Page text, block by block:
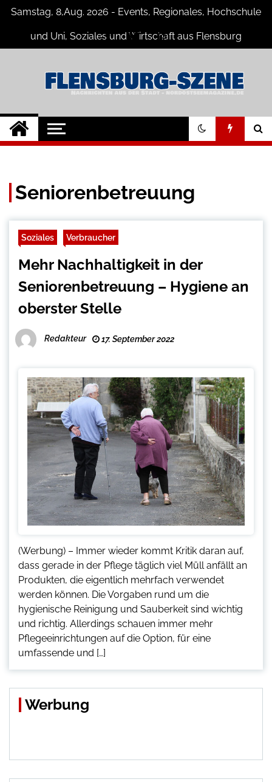
Skip
content
Samstag, 8,Aug. 2026 - Events, Regionales, Hochschule
und Uni, Soziales und Wirtschaft aus Flensburg
Flensburg-Szene
Nachrichten
Nachrichten für Flensburg und
Umgebung
Seniorenbetreuung
Soziales Verbraucher
Mehr Nachhaltigkeit in der
Seniorenbetreuung – Hygiene an
oberster Stelle
Redakteur 17. September 2022
(Werbung) – Immer wieder kommt Kritik daran auf,
dass gerade in der Pflege täglich viel Müll anfällt an
Produkten, die eigentlich mehrfach verwendet
werden können. Die Vorgaben rund um die
hygienische Reinigung und Sauberkeit sind wichtig
und richtig. Allerdings schauen immer mehr
Pflegeeinrichtungen auf die Option, für eine
umfassende und […]
Werbung